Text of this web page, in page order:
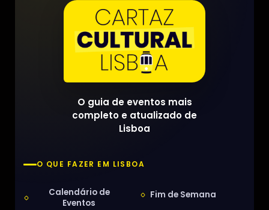
O guia de eventos mais
completo e atualizado de
Lisboa
O QUE FAZER EM LISBOA
Calendário de
Eventos
Fim de Semana